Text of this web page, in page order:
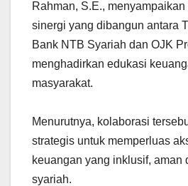
Rahman, S.E.,
sinergi yang dibangun antara
Bank NTB Syariah dan OJK
menghadirkan edukasi
masyarakat.
Menurutnya, kolaborasi
strategis untuk memperluas
keuangan yang inklusif, aman
syariah.